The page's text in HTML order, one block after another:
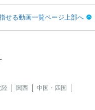
せる動画一覧ページ上部へ
陸 関西
中国・四国